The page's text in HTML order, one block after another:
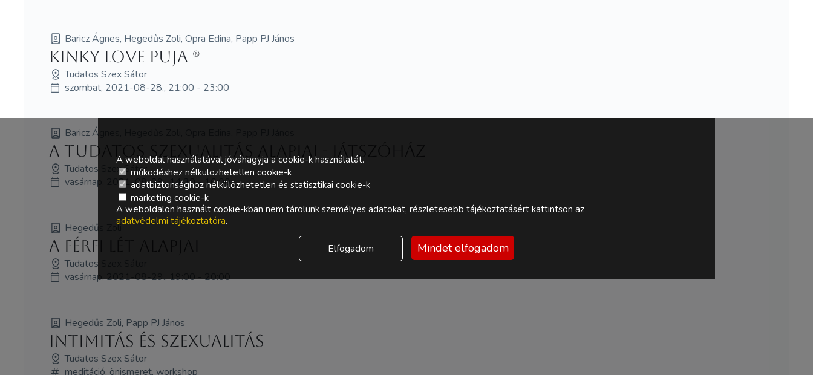
Baricz Ágnes, Hegedűs Zoli, Opra Edina, Papp PJ János
Kinky love puja (R)
Tudatos Szex Sátor
szombat, 2021-08-28., 21:00 - 23:00
Baricz Ágnes, Hegedűs Zoli, Opra Edina, Papp PJ János
A tudatos szexualitás alapjai - Játszóház
Tudatos Szex Sátor
vasárnap, 2021-08-29., 14:30 - 16:00
Hegedűs Zoli
A férfi lét alapjai
Tudatos Szex Sátor
vasárnap, 2021-08-29., 19:00 - 20:00
Hegedűs Zoli, Papp PJ János
Intimitás és szexualitás
Tudatos Szex Sátor
meditáció, önismeret, workshop
A weboldal használatával jóváhagyja a cookie-k használatát.
működéshez nélkülözhetetlen cookie-k
adatbiztonsághoz nélkülözhetetlen és statisztikai cookie-k
marketing cookie-k
A weboldalon használt cookie-kban nem tárolunk személyes adatokat, részletesebb tájékoztatásért kattintson az
adatvédelmi tájékoztatóra.
Elfogadom Mindet elfogadom